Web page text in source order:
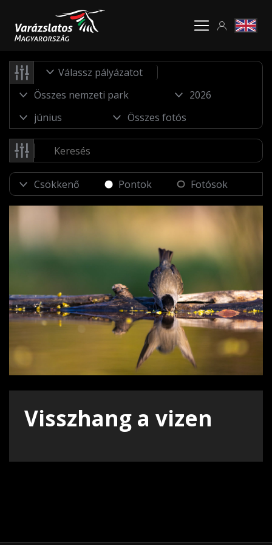
Válassz pályázatot
Pontok Fotósok
Visszhang a vizen